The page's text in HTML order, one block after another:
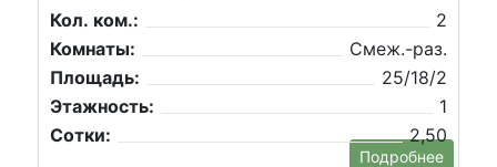
Кол. ком.:
2
Комнаты:
Смеж.-раз.
Площадь:
25/18/2
Этажность:
1
Сотки:
2,50
Подробнее